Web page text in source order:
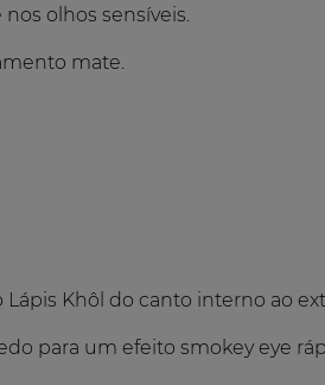
olhos sensíveis.
mate.
Khôl do canto interno ao
para um efeito smokey eye